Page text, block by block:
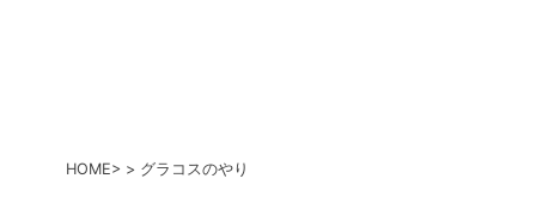
HOME グラコスのやり